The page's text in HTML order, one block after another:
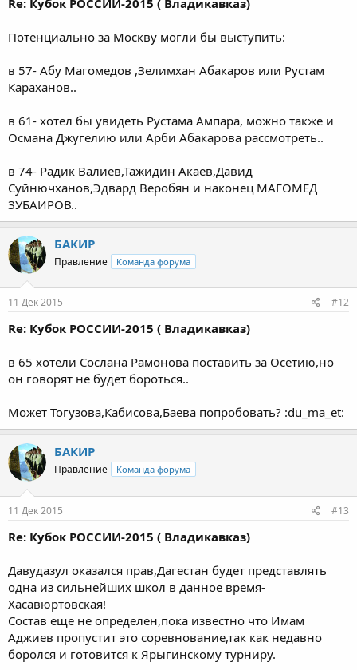
Потенциально за Москву могли бы выступить:
в 57- Абу Магомедов ,Зелимхан Абакаров или Рустам
Караханов..
в 61- хотел бы увидеть Рустама Ампара, можно также и
Османа Джугелию или Арби Абакарова рассмотреть..
в 74- Радик Валиев,Тажидин Акаев,Давид
Суйнючханов,Эдвард Веробян и наконец МАГОМЕД
ЗУБАИРОВ..
БАКИР
Правление Команда форума
11 Дек 2015 #12
Re: Кубок РОССИИ-2015 ( Владикавказ)
в 65 хотели Сослана Рамонова поставить за Осетию,но
он говорят не будет бороться..
Может Тогузова,Кабисова,Баева попробовать? :du_ma_et:
БАКИР
Правление Команда форума
11 Дек 2015 #13
Re: Кубок РОССИИ-2015 ( Владикавказ)
Давудазул оказался прав,Дагестан будет представлять
одна из сильнейших школ в данное время-
Хасавюртовская!
Состав еще не определен,пока известно что Имам
Аджиев пропустит это соревнование,так как недавно
боролся и готовится к Ярыгинскому турниру.